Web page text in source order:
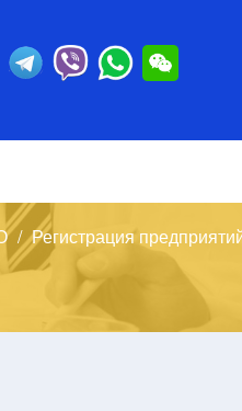
Регистрация